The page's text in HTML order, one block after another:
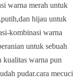
warna merah untuk
hijau untuk
kombinasi warna
untuk sebuah
kualitas warna pun
pudar.cara mecuci